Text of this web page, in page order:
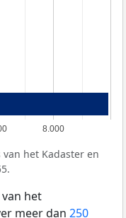
8.000
het Kadaster en
van het
meer dan 250